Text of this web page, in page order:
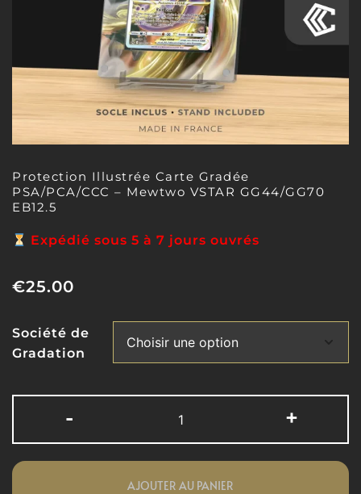
Protection Illustrée Carte Gradée
PSA/PCA/CCC – Mewtwo VSTAR GG44/GG70
EB12.5
Expédié sous 5 à 7 jours ouvrés
€25.00
Société de
Gradation
- +
AJOUTER AU PANIER